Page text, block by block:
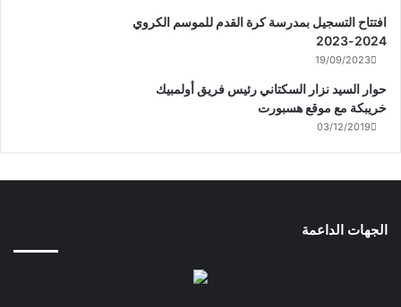
افتتاح التسجيل بمدرسة كرة القدم للموسم الكروي
2024-2023
19/09/2023
حوار السيد نزار السكتاني رئيس فريق أولمبيك
خريبكة مع موقع هسبورت
03/12/2019
الجهات الداعمة